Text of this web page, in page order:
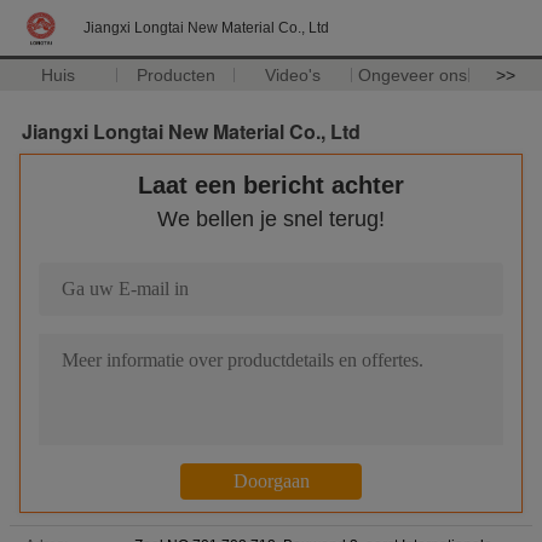
Jiangxi Longtai New Material Co., Ltd
Huis Producten Video's Ongeveer ons >>
Jiangxi Longtai New Material Co., Ltd
Laat een bericht achter
We bellen je snel terug!